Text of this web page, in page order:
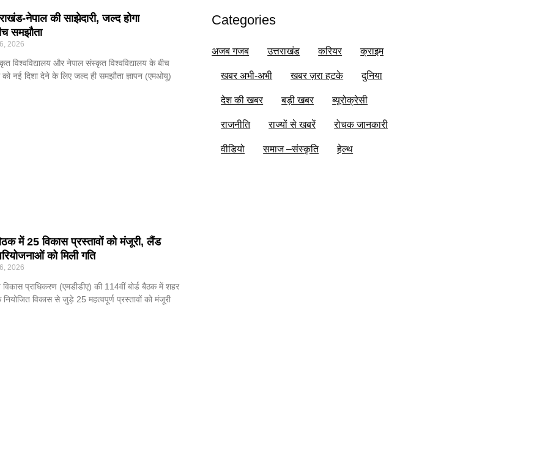
नेपाल की साझेदारी, जल्द होगा
समझौता
2026
विश्वविद्यालय और नेपाल संस्कृत विश्वविद्यालय के बीच
नई दिशा देने के लिए जल्द ही समझौता ज्ञापन (एमओयू)
में 25 विकास प्रस्तावों को मंजूरी, लैंड
को मिली गति
2026
विकास प्राधिकरण (एमडीडीए) की 114वीं बोर्ड बैठक में शहर
विकास से जुड़े 25 महत्वपूर्ण प्रस्तावों को मंजूरी
Categories
अजब गजब उत्तराखंड करियर क्राइम
खबर अभी-अभी खबर ज़रा हटके दुनिया
देश की खबर बड़ी खबर ब्यूरोक्रेसी
राजनीति राज्यों से खबरें रोचक जानकारी
वीडियो समाज –संस्कृति हेल्थ